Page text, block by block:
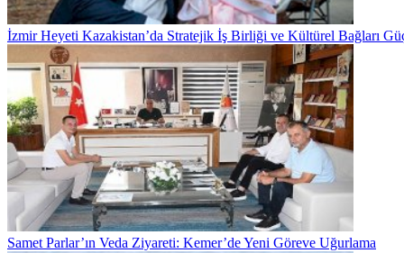
İzmir Heyeti Kazakistan’da Stratejik İş Birliği ve Kültürel Bağları
Samet Parlar’ın Veda Ziyareti: Kemer’de Yeni Göreve Uğurlama